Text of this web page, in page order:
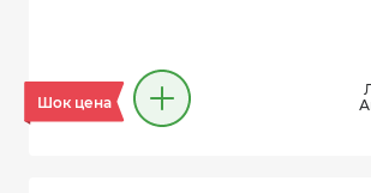
Шок цена